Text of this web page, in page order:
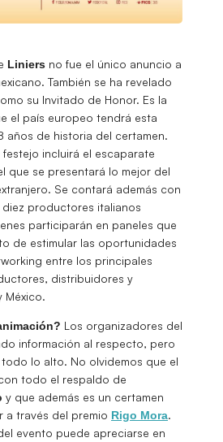
Liniers no fue el único anuncio a
También se ha revelado
su Invitado de Honor. Es la
el país europeo tendrá esta
años de historia del certamen.
incluirá el escaparate
que se presentará lo mejor del
Se contará además con
productores italianos
participarán en paneles que
de estimular las oportunidades
entre los principales
distribuidores y
México.
Los organizadores del
información al respecto, pero
lo alto. No olvidemos que el
todo el respaldo de
y que además es un certamen
a través del premio Rigo Mora.
evento puede apreciarse en